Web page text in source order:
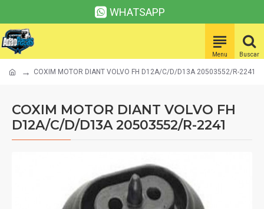
WHATSAPP
COXIM MOTOR DIANT VOLVO FH D12A/C/D/D13A 20503552/R-2241
COXIM MOTOR DIANT VOLVO FH
D12A/C/D/D13A 20503552/R-2241